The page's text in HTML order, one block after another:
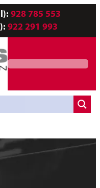
928 785 553
922 291 993